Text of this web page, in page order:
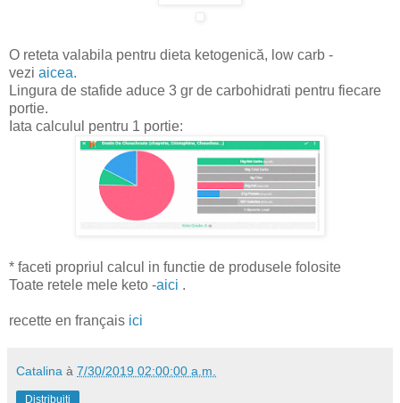
O reteta valabila pentru dieta ketogenică, low carb -
vezi aicea.
Lingura de stafide aduce 3 gr de carbohidrati pentru fiecare
portie.
Iata calculul pentru 1 portie:
* faceti propriul calcul in functie de produsele folosite
Toate retele mele keto -aici .
recette en français ici
Catalina à 7/30/2019 02:00:00 a.m.
Distribuiți